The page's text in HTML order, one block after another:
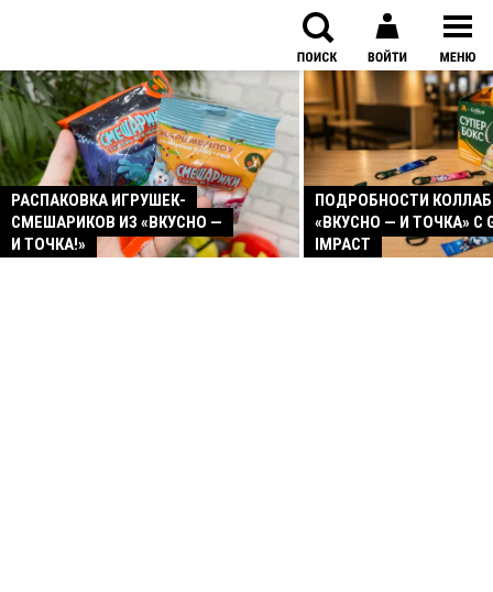
РАСПАКОВКА ИГРУШЕК-
СМЕШАРИКОВ ИЗ «ВКУСНО —
И ТОЧКА!»
ПОДРОБНОСТИ
«ВКУСНО — И ТОЧКА» С
IMPACT